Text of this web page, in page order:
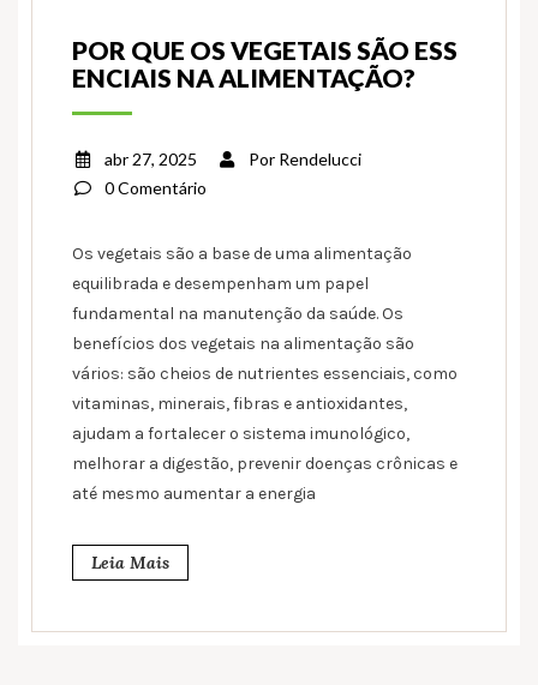
POR QUE OS VEGETAIS SÃO ESS
ENCIAIS NA ALIMENTAÇÃO?
abr 27, 2025 Por Rendelucci
0 Comentário
Os vegetais são a base de uma alimentação
equilibrada e desempenham um papel
fundamental na manutenção da saúde. Os
benefícios dos vegetais na alimentação são
vários: são cheios de nutrientes essenciais, como
vitaminas, minerais, fibras e antioxidantes,
ajudam a fortalecer o sistema imunológico,
melhorar a digestão, prevenir doenças crônicas e
até mesmo aumentar a energia
Leia Mais